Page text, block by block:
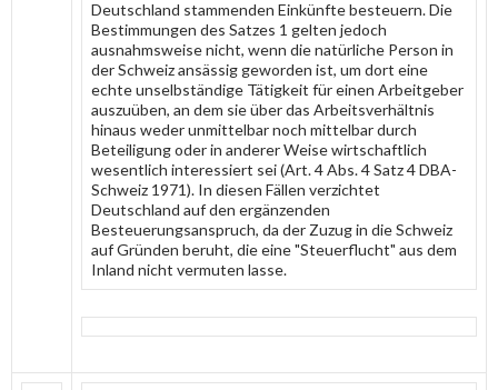
Deutschland stammenden Einkünfte besteuern. Die
Bestimmungen des Satzes 1 gelten jedoch
ausnahmsweise nicht, wenn die natürliche Person in
der Schweiz ansässig geworden ist, um dort eine
echte unselbständige Tätigkeit für einen Arbeitgeber
auszuüben, an dem sie über das Arbeitsverhältnis
hinaus weder unmittelbar noch mittelbar durch
Beteiligung oder in anderer Weise wirtschaftlich
wesentlich interessiert sei (Art. 4 Abs. 4 Satz 4 DBA-
Schweiz 1971). In diesen Fällen verzichtet
Deutschland auf den ergänzenden
Besteuerungsanspruch, da der Zuzug in die Schweiz
auf Gründen beruht, die eine "Steuerflucht" aus dem
Inland nicht vermuten lasse.